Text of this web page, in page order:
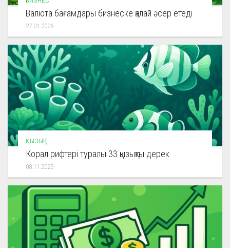
Валюта бағамдары бизнеске қалай әсер етеді
27.01.2026
ҚЫЗЫҚ
Корал рифтері туралы 33 қызықты дерек
08.11.2025